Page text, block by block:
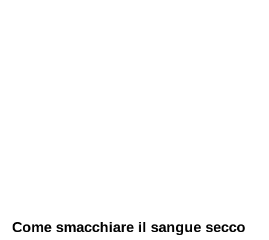
Come smacchiare il sangue secco